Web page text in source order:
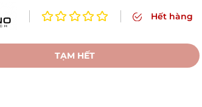
Hết hàng
TẠM HẾT